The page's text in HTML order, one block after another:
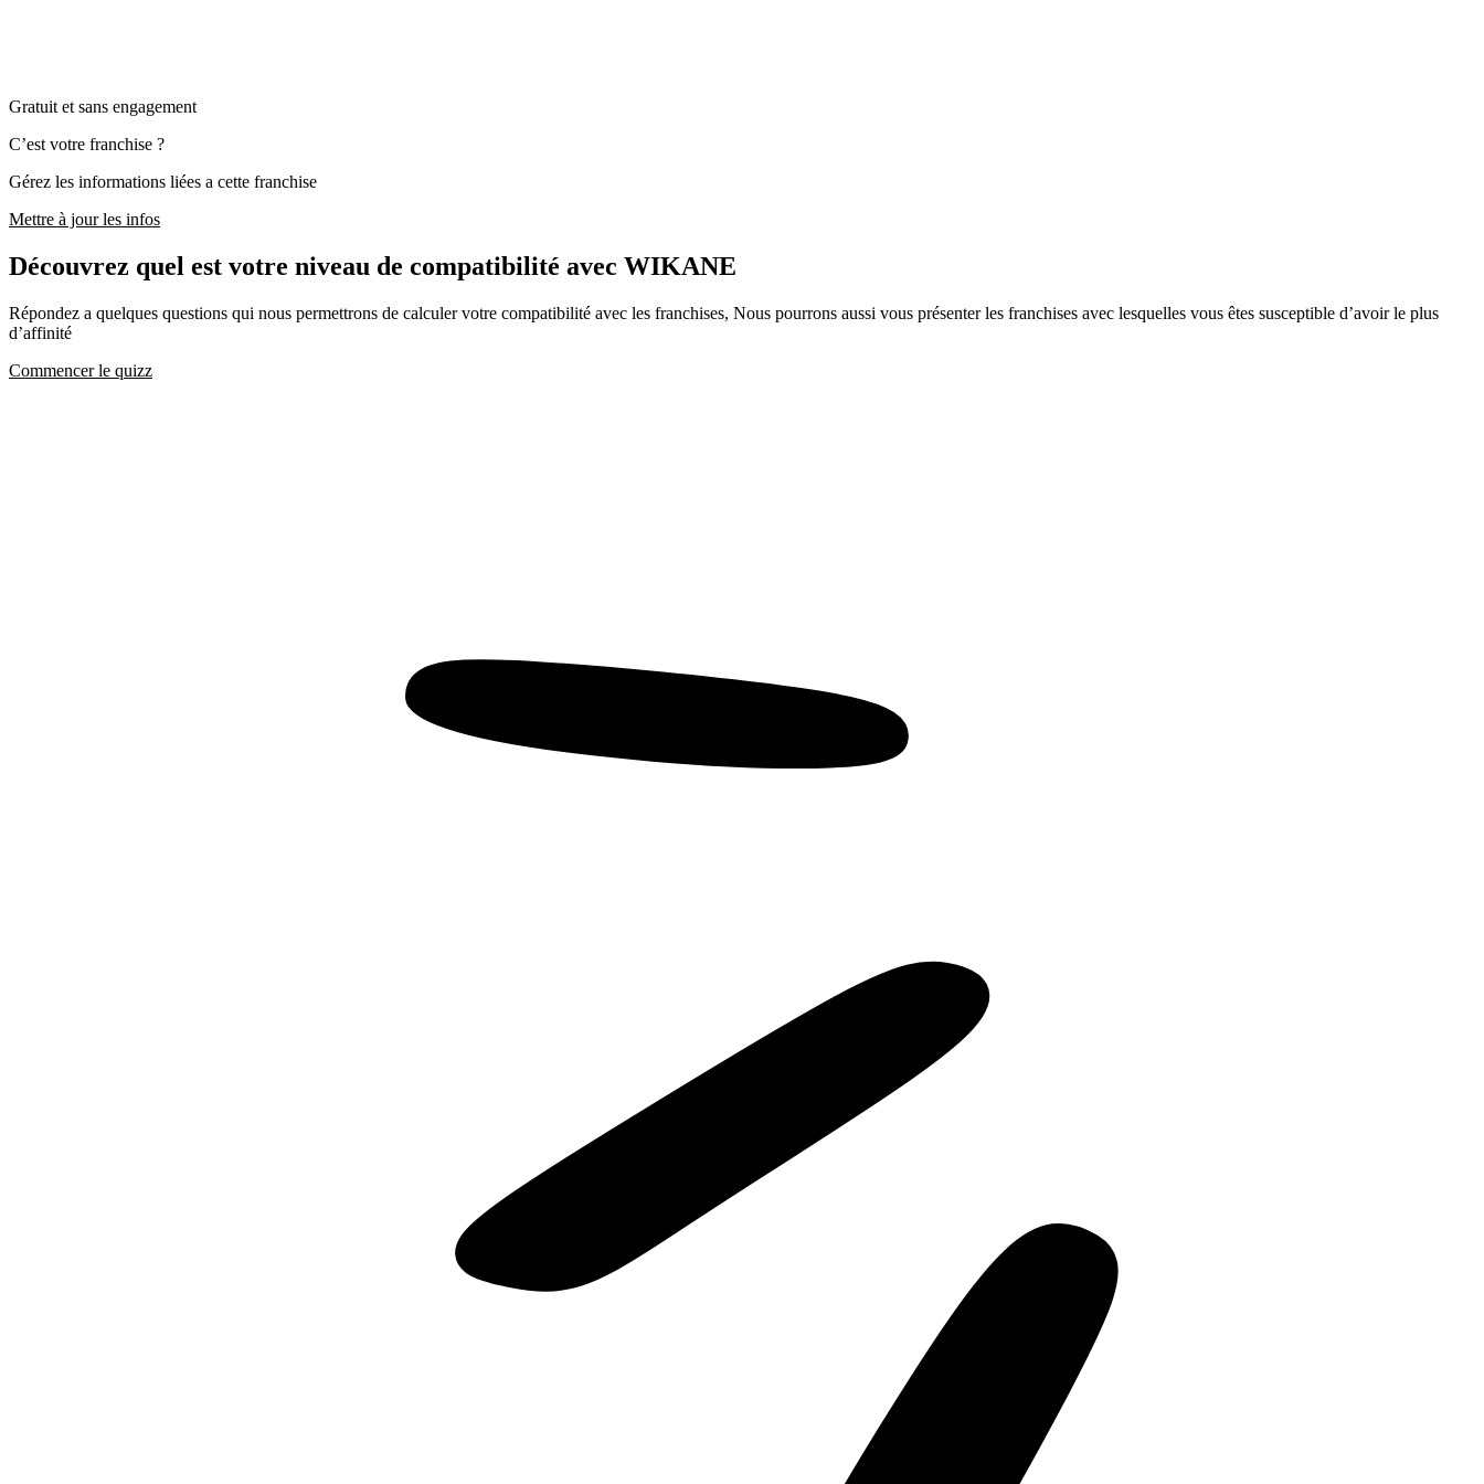
Gratuit et sans engagement
C’est votre franchise ?
Gérez les informations liées a cette franchise
Mettre à jour les infos
Découvrez quel est votre niveau de compatibilité avec WIKANE
Répondez a quelques questions qui nous permettrons de calculer votre compatibilité avec les franchises, Nous pourrons aussi vous présenter les franchises avec lesquelles vous êtes susceptible d’avoir le plus
d’affinité
Commencer le quizz